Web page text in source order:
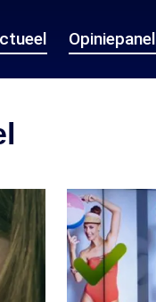
Opiniepanel